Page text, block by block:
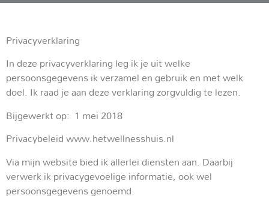
Privacyverklaring
In deze privacyverklaring leg ik je uit welke
persoonsgegevens ik verzamel en gebruik en met welk
doel. Ik raad je aan deze verklaring zorgvuldig te lezen.
Bijgewerkt op: 1 mei 2018
Privacybeleid www.hetwellnesshuis.nl
Via mijn website bied ik allerlei diensten aan. Daarbij
verwerk ik privacygevoelige informatie, ook wel
persoonsgegevens genoemd.